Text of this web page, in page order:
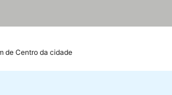
de Centro da cidade